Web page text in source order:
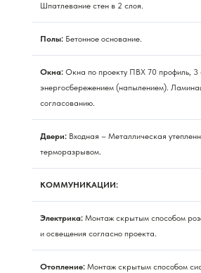
Шпатлевание стен в 2 слоя.
Полы: Бетонное основание.
Окна: Окна по проекту ПВХ 70 профиль, 3
энергосбережением (напылением).
согласованию.
Двери: Входная – Металлическая
терморазрывом.
КОММУНИКАЦИИ:
Электрика: Монтаж скрытым способом
и освещения согласно проекта.
Отопление: Монтаж скрытым способом